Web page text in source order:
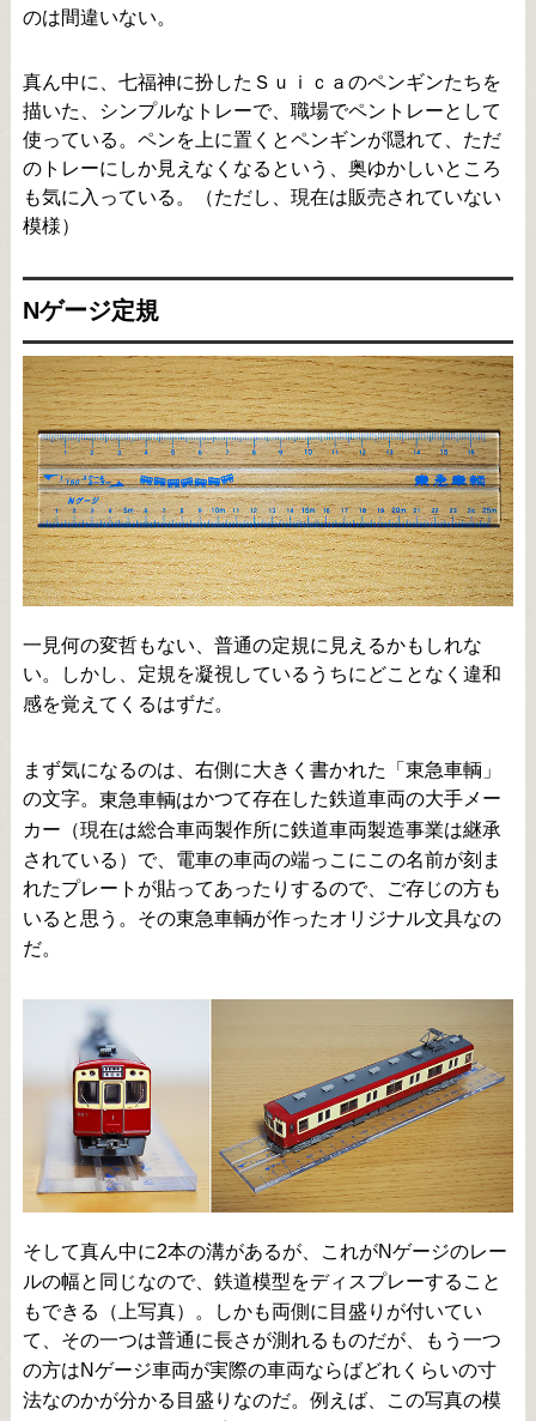
のは間違いない。
真ん中に、七福神に扮したＳｕｉｃａのペンギンたちを
描いた、シンプルなトレーで、職場でペントレーとして
使っている。ペンを上に置くとペンギンが隠れて、ただ
のトレーにしか見えなくなるという、奥ゆかしいところ
も気に入っている。（ただし、現在は販売されていない
模様）
Nゲージ定規
一見何の変哲もない、普通の定規に見えるかもしれな
い。しかし、定規を凝視しているうちにどことなく違和
感を覚えてくるはずだ。
まず気になるのは、右側に大きく書かれた「東急車輌」
の文字。 東急車輌はかつて存在した鉄道車両の大手メー
カー（現在は総合車両製作所に鉄道車両製造事業は継承
されている）で、電車の車両の端っこにこの名前が刻ま
れたプレートが貼ってあったりするので、ご存じの方も
いると思う。その東急車輌が作ったオリジナル文具なの
だ。
そして真ん中に2本の溝があるが、これがNゲージのレー
ルの幅と同じなので、鉄道模型をディスプレーすること
もできる（上写真）。しかも両側に目盛りが付いてい
て、その一つは普通に長さが測れるものだが、もう一つ
の方はNゲージ車両が実際の車両ならばどれくらいの寸
法なのかが分かる目盛りなのだ。例えば、この写真の模